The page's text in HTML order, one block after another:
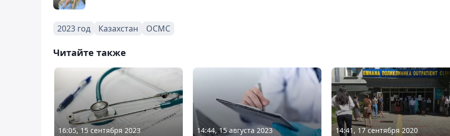
2023 год Казахстан ОСМС
Читайте также
16:05, 15 сентября 2023 14:44, 15 августа 2023 14:41, 17 сентября 2020